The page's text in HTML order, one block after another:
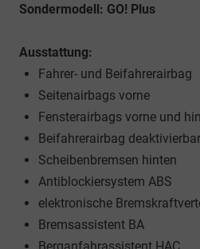
Sondermodell: GO! Plus
Ausstattung:
Fahrer- und Beifahrerairbag
Seitenairbags vorne
Fensterairbags vorne und
Beifahrerairbag deaktivierbar
Scheibenbremsen hinten
Antiblockiersystem ABS
elektronische
Bremsassistent BA
Berganfahrassistent HAC